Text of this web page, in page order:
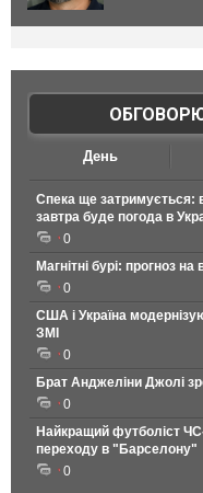
День
Спека ще затримується:
завтра буде погода в
0
Магнітні бурі: прогноз на
0
США і Україна
ЗМІ
0
Брат Анджеліни Джолі
0
Найкращий футболіст
переходу в "Барселону"
0